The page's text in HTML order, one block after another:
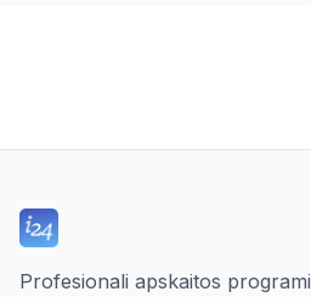
Profesionali apskaitos